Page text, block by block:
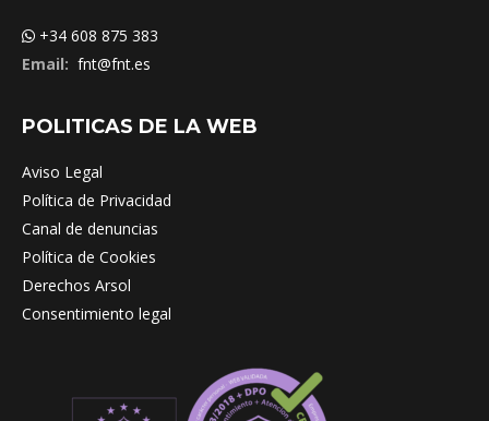
+34 608 875 383
Email: fnt@fnt.es
POLITICAS DE LA WEB
Aviso Legal
Política de Privacidad
Canal de denuncias
Política de Cookies
Derechos Arsol
Consentimiento legal